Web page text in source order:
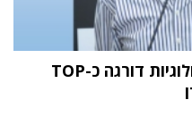
מחקר STKI השנתי: וואן טכנולוגיות דורגה כ-TOP